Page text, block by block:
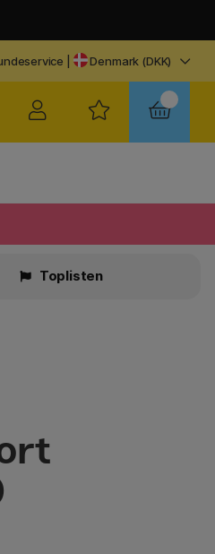
Denmark (DKK)
Toplisten